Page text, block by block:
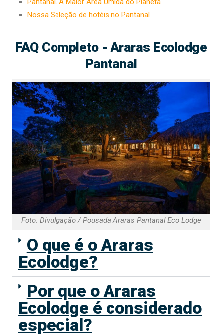
Pantanal, A Maior Área Úmida do Planeta
Nossa Seleção de hotéis no Pantanal
FAQ Completo - Araras Ecolodge
Pantanal
Foto: Divulgação / Pousada Araras Pantanal Eco Lodge
O que é o Araras
Ecolodge?
Por que o Araras
Ecolodge é considerado
especial?